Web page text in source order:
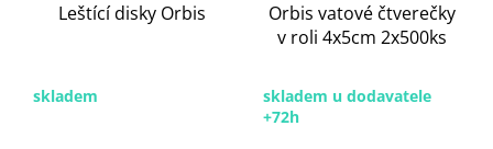
Leštící disky Orbis
skladem
Orbis vatové čtverečky
v roli 4x5cm 2x500ks
skladem u dodavatele
+72h